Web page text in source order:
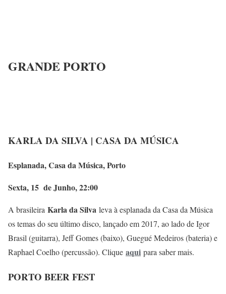
GRANDE PORTO
KARLA DA SILVA | CASA DA MÚSICA
Esplanada, Casa da Música, Porto
Sexta, 15 de Junho, 22:00
A brasileira Karla da Silva leva à esplanada da Casa da Música
os temas do seu último disco, lançado em 2017, ao lado de Igor
Brasil (guitarra), Jeff Gomes (baixo), Guegué Medeiros (bateria) e
Raphael Coelho (percussão). Clique aqui para saber mais.
PORTO BEER FEST